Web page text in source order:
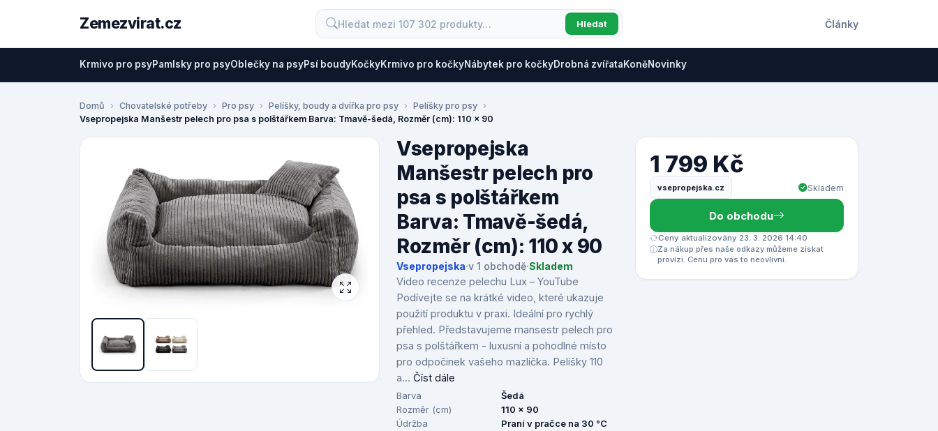
Zemezvirat.cz Hledat Články
Krmivo pro psyPamlsky pro psyOblečky na psyPsí boudyKočkyKrmivo pro kočkyNábytek pro kočkyDrobná zvířataKoněNovinky
Domů Chovatelské potřeby Pro psy Pelíšky, boudy a dvířka pro psy
Pelíšky pro psy
Vsepropejska Manšestr pelech pro psa s polštářkem Barva: Tmavě-šedá, Rozměr (cm): 110 x 90
Vsepropejska
Manšestr pelech pro
psa s polštářkem
Barva: Tmavě-šedá,
Rozměr (cm): 110 x 90
Vsepropejska·v 1 obchodě·Skladem
Video recenze pelechu Lux – YouTube
Podívejte se na krátké video, které ukazuje
použití produktu v praxi. Ideální pro rychlý
přehled. Představujeme mansestr pelech pro
psa s polštářkem - luxusní a pohodlné místo
pro odpočinek vašeho mazlíčka. Pelíšky 110
a... Číst dále
Barva
Šedá
Rozměr (cm)
110 x 90
Údržba
Praní v pračce na 30 °C
1 799 Kč
vsepropejska.cz Skladem
Do obchodu
Ceny aktualizovány 23. 3. 2026 14:40
Za nákup přes naše odkazy můžeme získat
provizi. Cenu pro vás to neovlivní.